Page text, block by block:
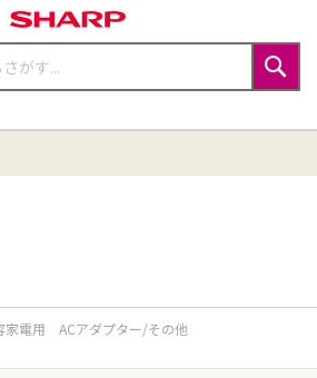
検
家電用 ACアダプター/その他